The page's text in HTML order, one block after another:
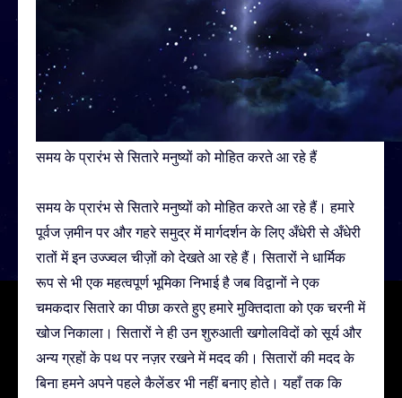
समय के प्रारंभ से सितारे मनुष्यों को मोहित करते आ रहे हैं
समय के प्रारंभ से सितारे मनुष्यों को मोहित करते आ रहे हैं। हमारे
पूर्वज ज़मीन पर और गहरे समुद्र में मार्गदर्शन के लिए अँधेरी से अँधेरी
रातों में इन उज्ज्वल चीज़ों को देखते आ रहे हैं। सितारों ने धार्मिक
रूप से भी एक महत्वपूर्ण भूमिका निभाई है जब विद्वानों ने एक
चमकदार सितारे का पीछा करते हुए हमारे मुक्तिदाता को एक चरनी में
खोज निकाला। सितारों ने ही उन शुरुआती खगोलविदों को सूर्य और
अन्य ग्रहों के पथ पर नज़र रखने में मदद की। सितारों की मदद के
बिना हमने अपने पहले कैलेंडर भी नहीं बनाए होते। यहाँ तक कि